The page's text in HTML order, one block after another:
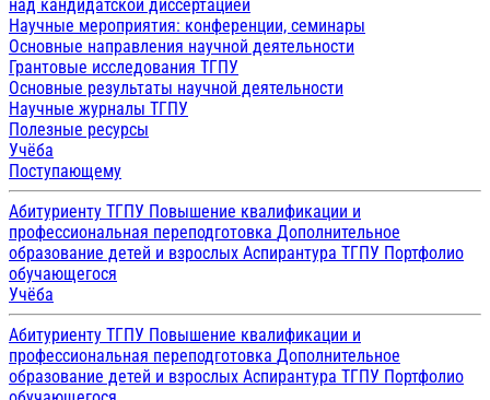
над кандидатской диссертацией
Научные мероприятия: конференции, семинары
Основные направления научной деятельности
Грантовые исследования ТГПУ
Основные результаты научной деятельности
Научные журналы ТГПУ
Полезные ресурсы
Учёба
Поступающему
Абитуриенту ТГПУ Повышение квалификации и
профессиональная переподготовка Дополнительное
образование детей и взрослых Аспирантура ТГПУ Портфолио
обучающегося
Учёба
Абитуриенту ТГПУ Повышение квалификации и
профессиональная переподготовка Дополнительное
образование детей и взрослых Аспирантура ТГПУ Портфолио